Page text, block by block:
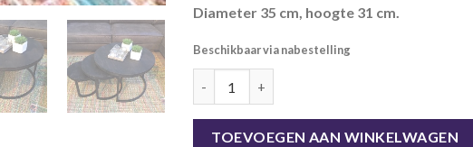
Diameter 35 cm, hoogte 31 cm.
Beschikbaar via nabestelling
TOEVOEGEN AAN WINKELWAGEN